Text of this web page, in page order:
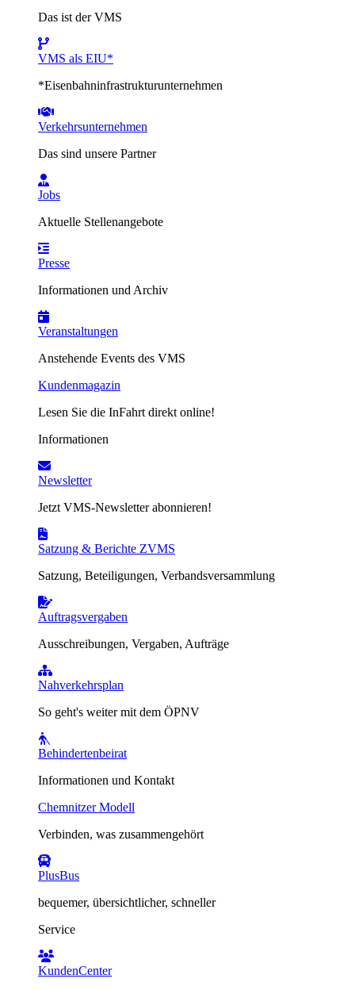
Das ist der VMS
VMS als EIU*
*Eisenbahninfrastrukturunternehmen
Verkehrsunternehmen
Das sind unsere Partner
Jobs
Aktuelle Stellenangebote
Presse
Informationen und Archiv
Veranstaltungen
Anstehende Events des VMS
Kundenmagazin
Lesen Sie die InFahrt direkt online!
Informationen
Newsletter
Jetzt VMS-Newsletter abonnieren!
Satzung & Berichte ZVMS
Satzung, Beteiligungen, Verbandsversammlung
Auftragsvergaben
Ausschreibungen, Vergaben, Aufträge
Nahverkehrsplan
So geht's weiter mit dem ÖPNV
Behindertenbeirat
Informationen und Kontakt
Chemnitzer Modell
Verbinden, was zusammengehört
PlusBus
bequemer, übersichtlicher, schneller
Service
KundenCenter